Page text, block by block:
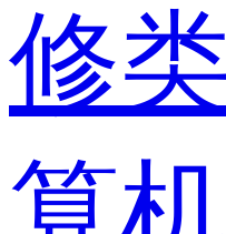
修类